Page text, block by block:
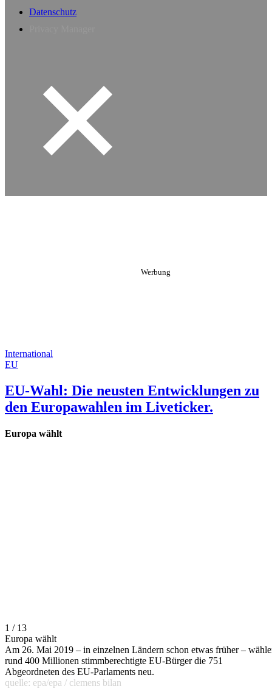
Datenschutz
International
EU
EU-Wahl: Die neusten Entwicklungen zu
den Europawahlen im Liveticker.
Europa wählt
1 / 13
Europa wählt
Am 26. Mai 2019 – in einzelnen Ländern schon etwas früher –
rund 400 Millionen stimmberechtigte EU-Bürger die 751
Abgeordneten des EU-Parlaments neu.
quelle: epa/epa / clemens bilan